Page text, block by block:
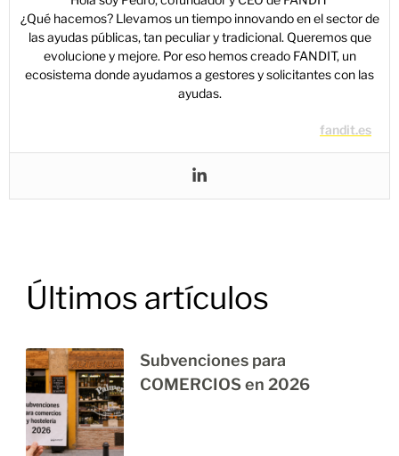
¿Qué hacemos? Llevamos un tiempo innovando en el sector de
las ayudas públicas, tan peculiar y tradicional. Queremos que
evolucione y mejore. Por eso hemos creado FANDIT, un
ecosistema donde ayudamos a gestores y solicitantes con las
ayudas.
fandit.es
Últimos artículos
Subvenciones para
COMERCIOS en 2026